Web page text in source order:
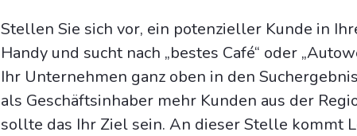
Stellen Sie sich vor, ein potenzieller Kunde in
Handy und sucht nach „bestes Café“ oder
Ihr Unternehmen ganz oben in den
als Geschäftsinhaber mehr Kunden aus der
sollte das Ihr Ziel sein. An dieser Stelle kommt